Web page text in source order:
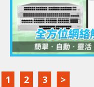
1 2 3 >